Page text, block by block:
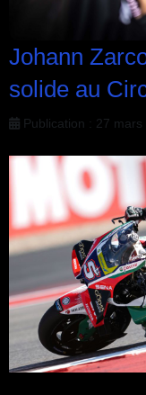
Johann
solide au
Publication : 27 mars